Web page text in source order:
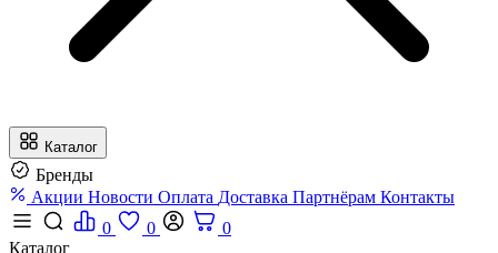
Каталог
Бренды
Акции Новости Оплата Доставка Партнёрам Контакты
0
0
0
Каталог